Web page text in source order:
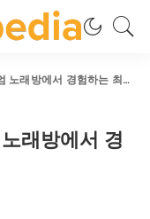
서 경험하는 최상급 럭셔리 파티
래방에서 경